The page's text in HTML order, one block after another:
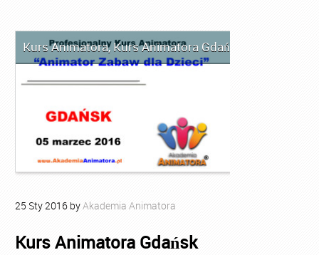
Kurs Animatora,Kurs Animatora Gdańsk
25 Sty2016 byAkademia Animatora
Kurs Animatora Gdańsk